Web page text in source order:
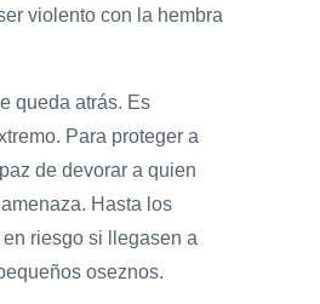
violento con la hembra
queda atrás. Es
Para proteger a
de devorar a quien
Hasta los
riesgo si llegasen a
oseznos.